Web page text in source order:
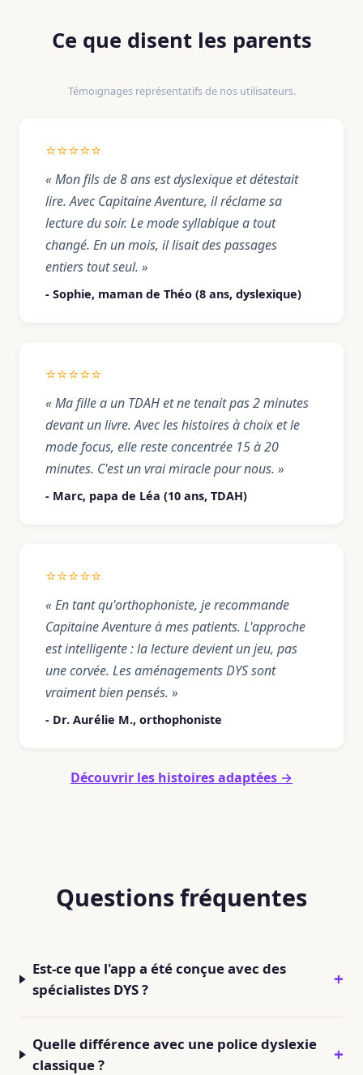
Ce que disent les parents
Témoignages représentatifs de nos utilisateurs.
⭐⭐⭐⭐⭐
« Mon fils de 8 ans est dyslexique et détestait
lire. Avec Capitaine Aventure, il réclame sa
lecture du soir. Le mode syllabique a tout
changé. En un mois, il lisait des passages
entiers tout seul. »
- Sophie, maman de Théo (8 ans, dyslexique)
⭐⭐⭐⭐⭐
« Ma fille a un TDAH et ne tenait pas 2 minutes
devant un livre. Avec les histoires à choix et le
mode focus, elle reste concentrée 15 à 20
minutes. C'est un vrai miracle pour nous. »
- Marc, papa de Léa (10 ans, TDAH)
⭐⭐⭐⭐⭐
« En tant qu'orthophoniste, je recommande
Capitaine Aventure à mes patients. L'approche
est intelligente : la lecture devient un jeu, pas
une corvée. Les aménagements DYS sont
vraiment bien pensés. »
- Dr. Aurélie M., orthophoniste
Découvrir les histoires adaptées →
Questions fréquentes
Est-ce que l'app a été conçue avec des
spécialistes DYS ?
Quelle différence avec une police dyslexie
classique ?